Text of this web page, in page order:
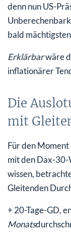
denn nun US-
bald
Erklärbarwäre
inflationärer
Die
mit
Für den Moment
mit den Dax-
wissen,
Gleitenden
+ 20-Tage-GD,
Monats